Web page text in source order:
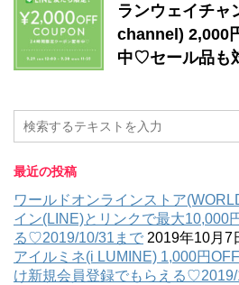
ランウェイチャ
channel) 2,000
中♡セール品も
最近の投稿
ワールドオンラインストア
イン(LINE)とリンクで最大10,000
る♡2019/10/31まで 2019年10月7
アイルミネ(i LUMINE) 1,000円
け新規会員登録でもらえる